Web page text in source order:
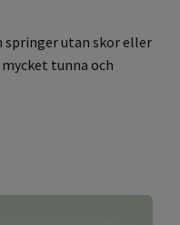
utan skor eller
tunna och